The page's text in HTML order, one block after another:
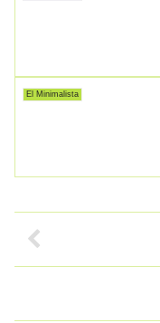
El Minimalista